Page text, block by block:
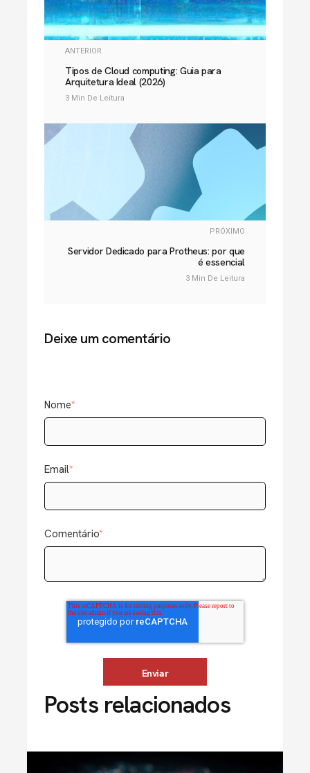
ANTERIOR
Tipos de Cloud computing: Guia para
Arquitetura Ideal (2026)
3 Min De Leitura
PRÓXIMO
Servidor Dedicado para Protheus: por que
é essencial
3 Min De Leitura
Deixe um comentário
Nome*
Email*
Comentário*
Posts relacionados